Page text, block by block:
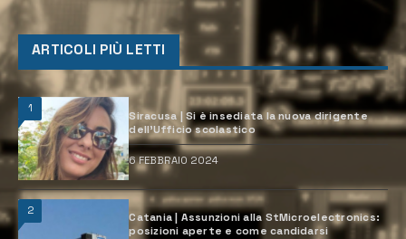
ARTICOLI PIÙ LETTI
1
Siracusa | Si è insediata la nuova dirigente
dell’Ufficio scolastico
6 FEBBRAIO 2024
2
Catania | Assunzioni alla StMicroelectronics:
posizioni aperte e come candidarsi